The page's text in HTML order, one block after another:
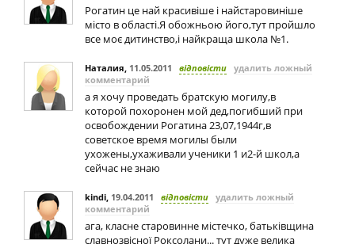
Рогатин це най красивіше і найстаровиніше
місто в області.Я обожньою його,тут пройшло
все моє дитинство,і найкраща школа №1.
Наталия, 11.05.2011 відповісти удалить ложный
комментарий
а я хочу проведать братскую могилу,в
которой похоронен мой дед,погибший при
освобождении Рогатина 23,07,1944г,в
советское время могилы были
ухожены,ухаживали ученики 1 и2-й школ,а
сейчас не знаю
kindi, 19.04.2011 відповісти удалить ложный
комментарий
ага, класне старовинне містечко, батьківщина
славнозвісної Роксолани... тут дуже велика